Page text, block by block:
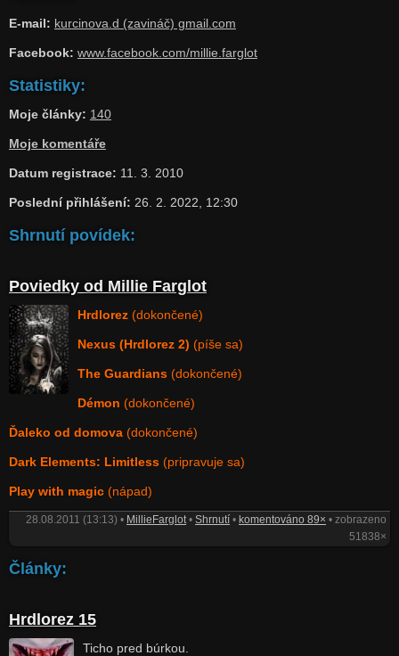
E-mail: kurcinova.d (zavináč) gmail.com
Facebook: www.facebook.com/millie.farglot
Statistiky:
Moje články: 140
Moje komentáře
Datum registrace: 11. 3. 2010
Poslední přihlášení: 26. 2. 2022, 12:30
Shrnutí povídek:
Poviedky od Millie Farglot
Hrdlorez(dokončené)
Nexus (Hrdlorez 2) (píše sa)
The Guardians(dokončené)
Démon (dokončené)
Ďaleko od domova(dokončené)
Dark Elements: Limitless(pripravuje sa)
Play with magic(nápad)
28.08.2011 (13:13) • MillieFarglot•Shrnutí • komentováno 89× • zobrazeno
51838×
Články:
Hrdlorez 15
Ticho pred búrkou.